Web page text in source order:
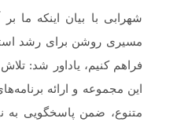
شهرابی با بیان اینکه ما
مسیری روشن برای رشد
فراهم کنیم، یاداور شد:
این مجموعه و ارائه
متنوع، ضمن پاسخگویی به